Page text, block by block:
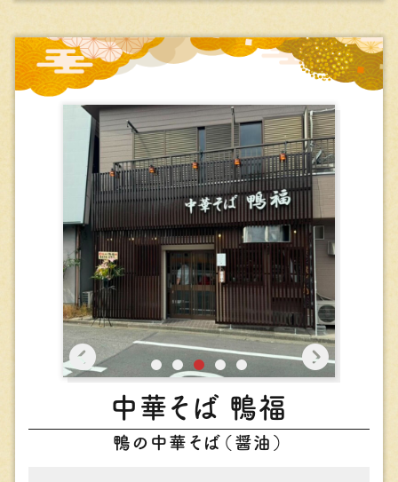
中華そば 鴨福
鴨の中華そば（醤油）